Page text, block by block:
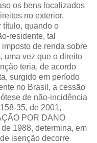
os bens localizados
no exterior,
título, quando o
residente, tal
de renda sobre
uma vez que o direito
teria, de acordo
surgido em período
no Brasil, a cessão
de não-incidência
35, de 2001,
POR DANO
1988, determina, em
isenção decorre